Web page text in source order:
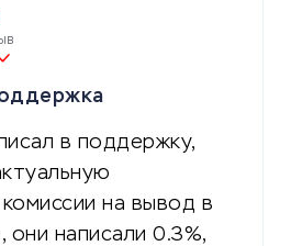
в поддержку,
на вывод в
они написали 0.3%,